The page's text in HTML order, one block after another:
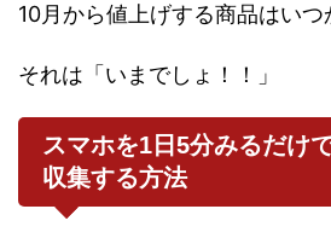
10月から値上げする商品はいつ
それは「いまでしょ！！」
スマホを1日5分みるだけ
収集する方法